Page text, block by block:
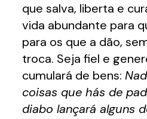
que salva, liberta e
vida abundante para
para os que a dão,
troca. Seja fiel e
cumulará de bens:
coisas que hás de
diabo lançará alguns